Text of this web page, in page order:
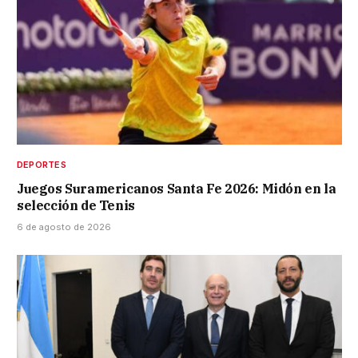
DEPORTES
Juegos Suramericanos Santa Fe 2026: Midón en la
selección de Tenis
6 de agosto de 2026